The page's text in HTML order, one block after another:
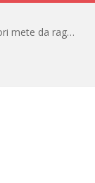
Dove fare campeggio libero in Italia: le migliori mete da raggiungere in traghetto